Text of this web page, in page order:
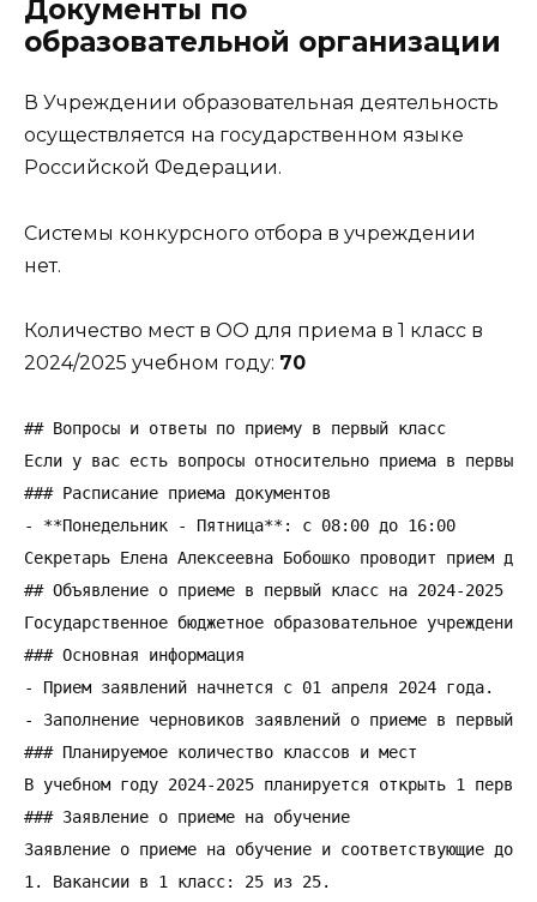
Документы по
образовательной организации
В Учреждении образовательная деятельность
осуществляется на государственном языке
Российской Федерации.
Системы конкурсного отбора в учреждении
нет.
Количество мест в ОО для приема в 1 класс в
2024/2025 учебном году: 70
## Вопросы и ответы по приему в первый класс
Если у вас есть вопросы относительно приема в
### Расписание приема документов
- **Понедельник - Пятница**: с 08:00 до 16:00
Секретарь Елена Алексеевна Бобошко проводит прием
## Объявление о приеме в первый класс на 2024-2025
Государственное бюджетное образовательное
### Основная информация
- Прием заявлений начнется с 01 апреля 2024 года.
- Заполнение черновиков заявлений о приеме в
### Планируемое количество классов и мест
В учебном году 2024-2025 планируется открыть 1
### Заявление о приеме на обучение
Заявление о приеме на обучение и соответствующие
1. Вакансии в 1 класс: 25 из 25.